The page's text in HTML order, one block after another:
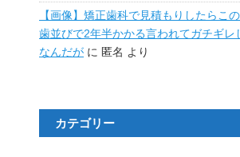
【画像】矯正歯科で見積もりしたらこ
歯並びで2年半かかる言われてガチギレ
なんだが に 匿名 より
カテゴリー